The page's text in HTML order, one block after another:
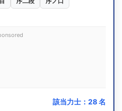
該当力士： 28名